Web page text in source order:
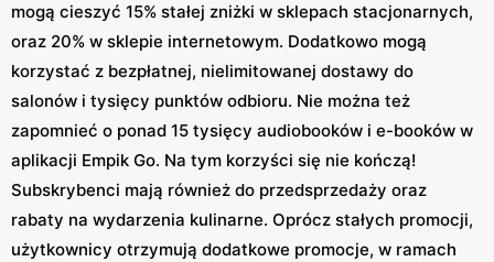
mogą cieszyć 15% stałej zniżki w sklepach stacjonarnych,
oraz 20% w sklepie internetowym. Dodatkowo mogą
korzystać z bezpłatnej, nielimitowanej dostawy do
salonów i tysięcy punktów odbioru. Nie można też
zapomnieć o ponad 15 tysięcy audiobooków i e-booków w
aplikacji Empik Go. Na tym korzyści się nie kończą!
Subskrybenci mają również do przedsprzedaży oraz
rabaty na wydarzenia kulinarne. Oprócz stałych promocji,
użytkownicy otrzymują dodatkowe promocje, w ramach